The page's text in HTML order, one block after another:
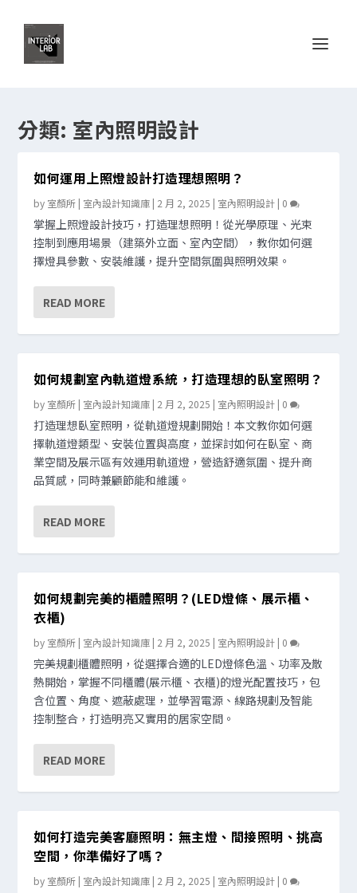
分類: 室內照明設計
如何運用上照燈設計打造理想照明？
by 室顏所 | 室內設計知識庫 | 2 月 2, 2025 | 室內照明設計 | 0
掌握上照燈設計技巧，打造理想照明！從光學原理、光束
控制到應用場景（建築外立面、室內空間），教你如何選
擇燈具參數、安裝維護，提升空間氛圍與照明效果。
READ MORE
如何規劃室內軌道燈系統，打造理想的臥室照明？
by 室顏所 | 室內設計知識庫 | 2 月 2, 2025 | 室內照明設計 | 0
打造理想臥室照明，從軌道燈規劃開始！本文教你如何選
擇軌道燈類型、安裝位置與高度，並探討如何在臥室、商
業空間及展示區有效運用軌道燈，營造舒適氛圍、提升商
品質感，同時兼顧節能和維護。
READ MORE
如何規劃完美的櫃體照明？(LED燈條、展示櫃、
衣櫃)
by 室顏所 | 室內設計知識庫 | 2 月 2, 2025 | 室內照明設計 | 0
完美規劃櫃體照明，從選擇合適的LED燈條色溫、功率及散
熱開始，掌握不同櫃體(展示櫃、衣櫃)的燈光配置技巧，包
含位置、角度、遮蔽處理，並學習電源、線路規劃及智能
控制整合，打造明亮又實用的居家空間。
READ MORE
如何打造完美客廳照明：無主燈、間接照明、挑高
空間，你準備好了嗎？
by 室顏所 | 室內設計知識庫 | 2 月 2, 2025 | 室內照明設計 | 0